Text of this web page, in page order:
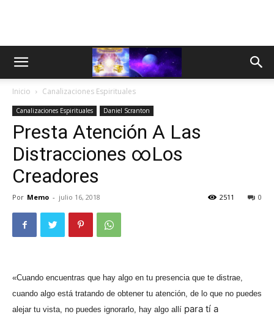
Inicio Canalizaciones Espirituales
Canalizaciones Espirituales Daniel Scranton
Presta Atención A Las
Distracciones ∞Los
Creadores
Por Memo - julio 16, 2018 0
2511
«Cuando encuentras que hay algo en tu presencia que te distrae,
cuando algo está tratando de obtener tu atención, de lo que no puedes
alejar tu vista, no puedes ignorarlo, hay algo all í para tí a